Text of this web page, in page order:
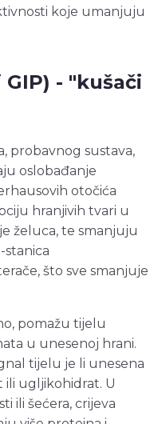
koje umanjuju
- "kušači
probavnog sustava,
oslobađanje
otočića
hranjivih tvari u
želuca, te smanjuju
što sve smanjuje
pomažu tijelu
u unesenoj hrani.
tijelu je li unesena
ili ugljikohidrat. U
ili šećera, crijeva